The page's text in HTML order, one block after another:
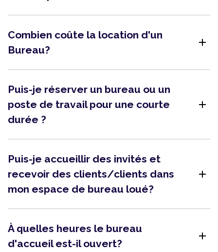
Combien coûte la location d'un
Bureau?
add
Puis-je réserver un bureau ou un
poste de travail pour une courte
durée ?
add
Puis-je accueillir des invités et
recevoir des clients/clients dans
mon espace de bureau loué?
add
À quelles heures le bureau
d'accueil est-il ouvert?
add